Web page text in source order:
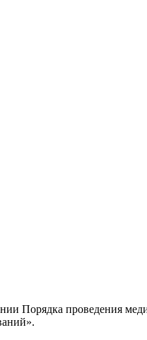
Порядка проведения